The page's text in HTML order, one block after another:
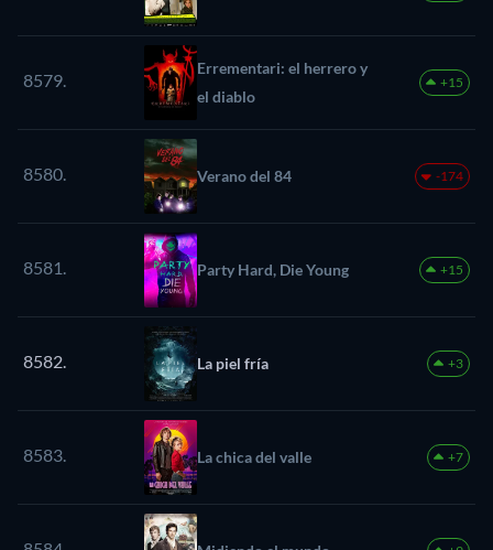
8579.
Errementari: el herrero y
el diablo
+15
8580. Verano del 84 -174
8581. Party Hard, Die Young +15
8582. La piel fría +3
8583. La chica del valle +7